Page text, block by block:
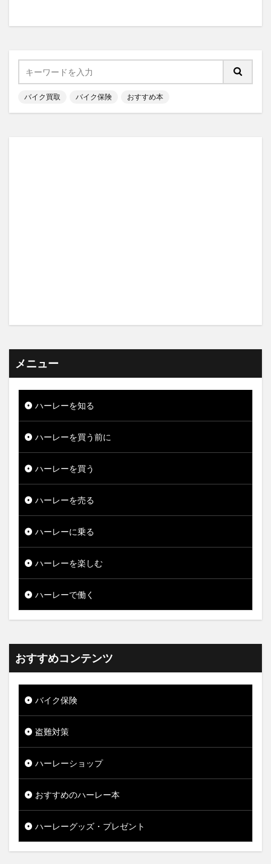
バイク買取 バイク保険 おすすめ本
メニュー
ハーレーを知る
ハーレーを買う前に
ハーレーを買う
ハーレーを売る
ハーレーに乗る
ハーレーを楽しむ
ハーレーで働く
おすすめコンテンツ
バイク保険
盗難対策
ハーレーショップ
おすすめのハーレー本
ハーレーグッズ・プレゼント